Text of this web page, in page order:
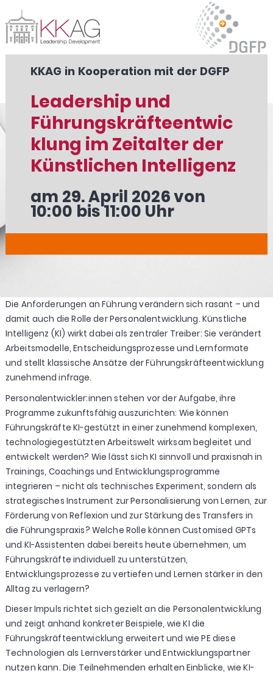
KKAG in Kooperation mit der DGFP
Leadership und
Führungskräfteentwic
klung im Zeitalter der
Künstlichen Intelligenz
am 29. April 2026von
10:00 bis 11:00 Uhr
Die Anforderungen an Führung verändern sich rasant – und
damit auch die Rolle der Personalentwicklung. Künstliche
Intelligenz (KI) wirkt dabei als zentraler Treiber: Sie verändert
Arbeitsmodelle, Entscheidungsprozesse und Lernformate
und stellt klassische Ansätze der Führungskräfteentwicklung
zunehmend infrage.
Personalentwickler:innen stehen vor der Aufgabe, ihre
Programme zukunftsfähig auszurichten: Wie können
Führungskräfte KI-gestützt in einer zunehmend komplexen,
technologiegestützten Arbeitswelt wirksam begleitet und
entwickelt werden? Wie lässt sich KI sinnvoll und praxisnah in
Trainings, Coachings und Entwicklungsprogramme
integrieren – nicht als technisches Experiment, sondern als
strategisches Instrument zur Personalisierung von Lernen, zur
Förderung von Reflexion und zur Stärkung des Transfers in
die Führungspraxis? Welche Rolle können Customised GPTs
und KI-Assistenten dabei bereits heute übernehmen, um
Führungskräfte individuell zu unterstützen,
Entwicklungsprozesse zu vertiefen und Lernen stärker in den
Alltag zu verlagern?
Dieser Impuls richtet sich gezielt an die Personalentwicklung
und zeigt anhand konkreter Beispiele, wie KI die
Führungskräfteentwicklung erweitert und wie PE diese
Technologien als Lernverstärker und Entwicklungspartner
nutzen kann. Die Teilnehmenden erhalten Einblicke, wie KI-